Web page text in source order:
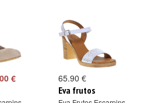
€
65.90 €
Eva frutos